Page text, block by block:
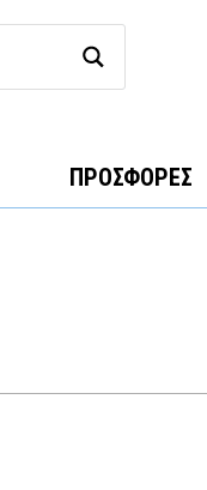
ΠΡΟΣΦΟΡΕΣ